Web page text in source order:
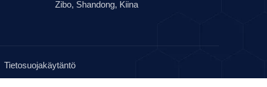
Zibo, Shandong, Kiina
Tietosuojakäytäntö